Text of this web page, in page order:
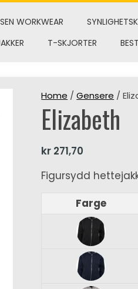
WORKWEAR
T-SKJORTER
Home /Gensere /
Elizabeth
kr 271,70
Figursydd
Farge